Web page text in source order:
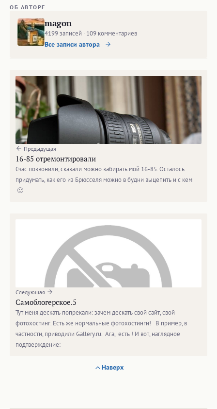
ОБ АВТОРЕ
magon
4199 записей · 109 комментариев
Все записи автора
Предыдущая
16-85 отремонтировали
Счас позвонили, сказали можно забирать мой 16-85. Осталось
придумать, как его из Брюсселя можно в будни выцепить и с кем
🙂
Следующая
Самоблогерское.5
Тут меня дескать попрекали: зачем дескать свой сайт, свой
фотохостинг. Есть же нормальные фотохостинги! B пример, в
частности, приводили Gallery.ru. Ага, есть ! И вот, наглядное
подтверждение:
Наверх